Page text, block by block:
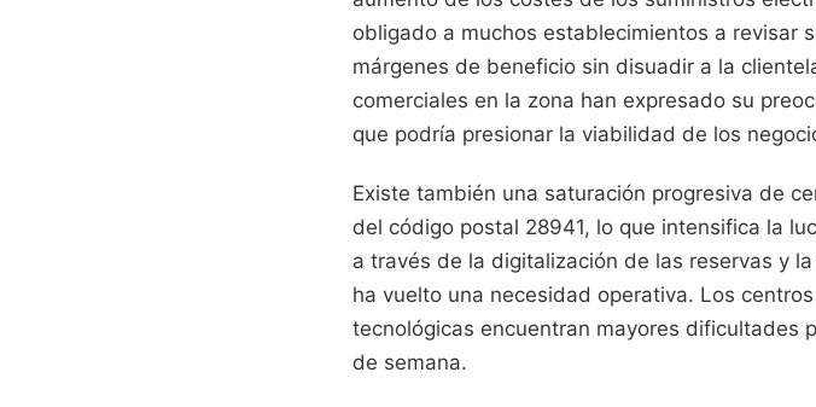
obligado a muchos establecimientos a revisar
márgenes de beneficio sin disuadir a la
comerciales en la zona han expresado su
que podría presionar la viabilidad de los
Existe también una saturación progresiva de
del código postal 28941, lo que intensifica la
a través de la digitalización de las reservas y
ha vuelto una necesidad operativa. Los
tecnológicas encuentran mayores dificultades
de semana.